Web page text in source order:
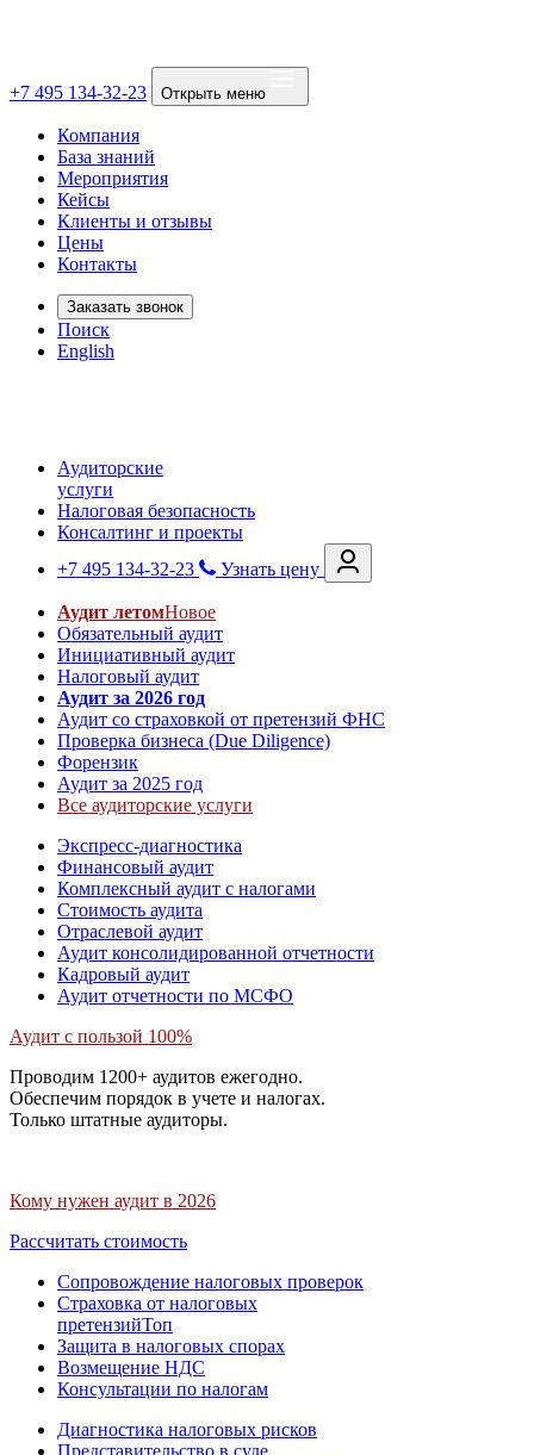
+7 495 134-32-23 Открыть меню
Компания
База знаний
Мероприятия
Кейсы
Клиенты и отзывы
Цены
Контакты
Заказать звонок
Поиск
English
Аудиторские
услуги
Налоговая безопасность
Консалтинг и проекты
+7 495 134-32-23
Узнать цену
Аудит летомНовое
Обязательный аудит
Инициативный аудит
Налоговый аудит
Аудит за 2026 год
Аудит со страховкой от претензий ФНС
Проверка бизнеса (Due Diligence)
Форензик
Аудит за 2025 год
Все аудиторские услуги
Экспресс-диагностика
Финансовый аудит
Комплексный аудит с налогами
Стоимость аудита
Отраслевой аудит
Аудит консолидированной отчетности
Кадровый аудит
Аудит отчетности по МСФО
Аудит с пользой 100%
Проводим 1200+ аудитов ежегодно.
Обеспечим порядок в учете и налогах.
Только штатные аудиторы.
Кому нужен аудит в 2026
Рассчитать стоимость
Сопровождение налоговых проверок
Страховка от налоговых
претензийТоп
Защита в налоговых спорах
Возмещение НДС
Консультации по налогам
Диагностика налоговых рисков
Представительство в суде